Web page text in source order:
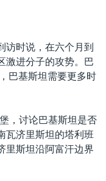
访时说，在六个月到
激进分子的攻势。巴
巴基斯坦需要更多时
，讨论巴基斯坦是否
瓦济里斯坦的塔利班
里斯坦沿阿富汗边界